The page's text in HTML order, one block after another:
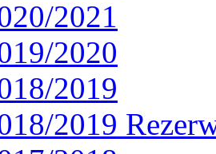
2021
2020
2019
2019